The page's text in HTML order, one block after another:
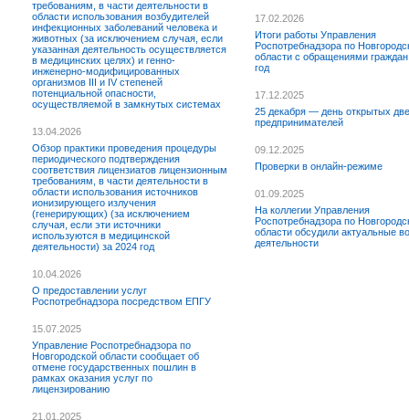
требованиям, в части деятельности в
области использования возбудителей
инфекционных заболеваний человека и
животных (за исключением случая, если
указанная деятельность осуществляется
в медицинских целях) и генно-
инженерно-модифицированных
организмов III и IV степеней
потенциальной опасности,
осуществляемой в замкнутых системах
13.04.2026
Обзор практики проведения процедуры
периодического подтверждения
соответствия лицензиатов лицензионным
требованиям, в части деятельности в
области использования источников
ионизирующего излучения
(генерирующих) (за исключением
случая, если эти источники
используются в медицинской
деятельности) за 2024 год
10.04.2026
О предоставлении услуг
Роспотребнадзора посредством ЕПГУ
15.07.2025
Управление Роспотребнадзора по
Новгородской области сообщает об
отмене государственных пошлин в
рамках оказания услуг по
лицензированию
21.01.2025
17.02.2026
Итоги работы Управления
Роспотребнадзора по
области с обращениями
год
17.12.2025
25 декабря — день открытых
предпринимателей
09.12.2025
Проверки в онлайн-режиме
01.09.2025
На коллегии Управления
Роспотребнадзора по
области обсудили актуальные
деятельности